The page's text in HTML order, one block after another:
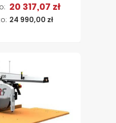
24 990,00 zł
20 317,07 zł
koszyka